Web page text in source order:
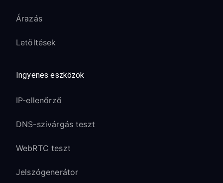
Árazás
Letöltések
Ingyenes eszközök
IP-ellenőrző
DNS-szivárgás teszt
WebRTC teszt
Jelszógenerátor